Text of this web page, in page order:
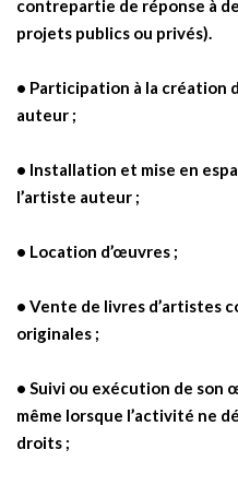
contrepartie de réponse à
projets publics ou privés).
• Participation à la création
auteur ;
• Installation et mise en
l’artiste auteur ;
• Location d’œuvres ;
• Vente de livres d’artistes
originales ;
• Suivi ou exécution de son
même lorsque l’activité ne
droits ;